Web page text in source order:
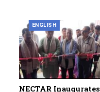
ENGLISH
NECTAR Inaugurates